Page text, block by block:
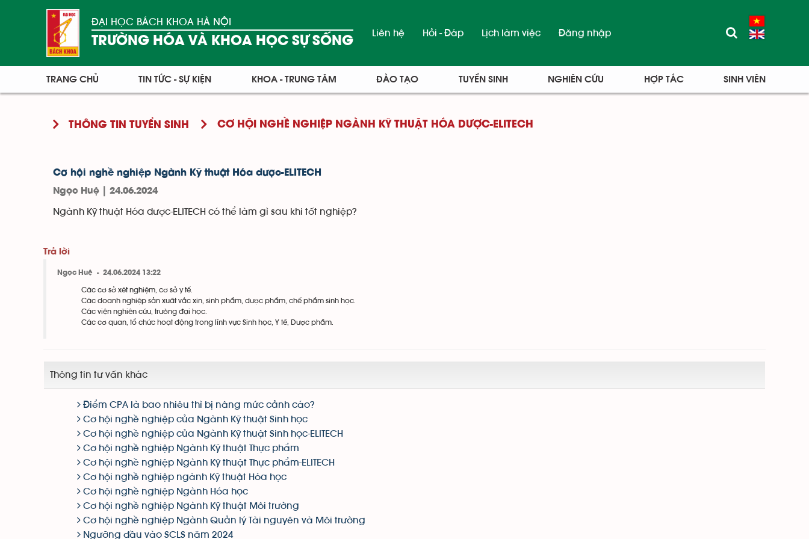
ĐẠI HỌC BÁCH KHOA HÀ NỘI
TRƯỜNG HÓA VÀ KHOA HỌC SỰ SỐNG
Liên hệ Hỏi - Đáp Lịch làm việc Đăng nhập
TRANG CHỦ TIN TỨC - SỰ KIỆN KHOA - TRUNG TÂM ĐÀO TẠO TUYỂN SINH NGHIÊN CỨU HỢP TÁC SINH VIÊN
THÔNG TIN TUYỂN SINH CƠ HỘI NGHỀ NGHIỆP NGÀNH KỸ THUẬT HÓA DƯỢC-ELITECH
Cơ hội nghề nghiệp Ngành Kỹ thuật Hóa dược-ELITECH
Ngọc Huệ | 24.06.2024
Ngành Kỹ thuật Hóa dược-ELITECH có thể làm gì sau khi tốt nghiệp?
Trả lời
Ngọc Huệ - 24.06.2024 13:22
Các cơ sở xét nghiệm, cơ sở y tế.
Các doanh nghiệp sản xuất vắc xin, sinh phẩm, dược phẩm, chế phẩm sinh học.
Các viện nghiên cứu, trường đại học.
Các cơ quan, tổ chức hoạt động trong lĩnh vực Sinh học, Y tế, Dược phẩm.
Thông tin tư vấn khác
Điểm CPA là bao nhiêu thì bị nâng mức cảnh cáo?
Cơ hội nghề nghiệp của Ngành Kỹ thuật Sinh học
Cơ hội nghề nghiệp của Ngành Kỹ thuật Sinh học-ELITECH
Cơ hội nghề nghiệp Ngành Kỹ thuật Thực phẩm
Cơ hội nghề nghiệp Ngành Kỹ thuật Thực phẩm-ELITECH
Cơ hội nghề nghiệp ngành Kỹ thuật Hóa học
Cơ hội nghề nghiệp Ngành Hóa học
Cơ hội nghề nghiệp Ngành Kỹ thuật Môi trường
Cơ hội nghề nghiệp Ngành Quản lý Tài nguyên và Môi trường
Ngưỡng đầu vào SCLS năm 2024